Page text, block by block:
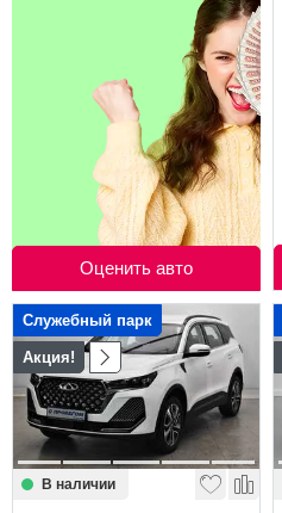
Оценить авто
Служебный парк
Акция!
В наличии